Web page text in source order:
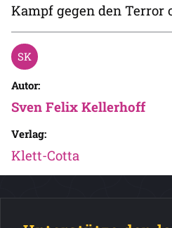
Kampf gegen den Terror
Autor:
Sven Felix Kellerhoff
Verlag:
Klett-Cotta